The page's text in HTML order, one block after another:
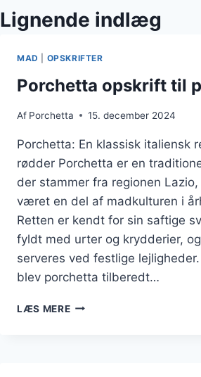
Lignende indlæg
MAD OPSKRIFTER
Porchetta opskrift til
Af Porchetta 15. december 2024
Porchetta: En klassisk italiensk
rødder Porchetta er en
der stammer fra regionen
været en del af madkulturen i
Retten er kendt for sin saftige
fyldt med urter og krydderier,
serveres ved festlige
blev porchetta tilberedt…
LÆS MEREPORCHETTA